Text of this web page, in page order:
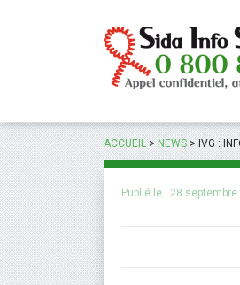
ACCUEIL> NEWS>IVG :
Publié le : 28 septembre